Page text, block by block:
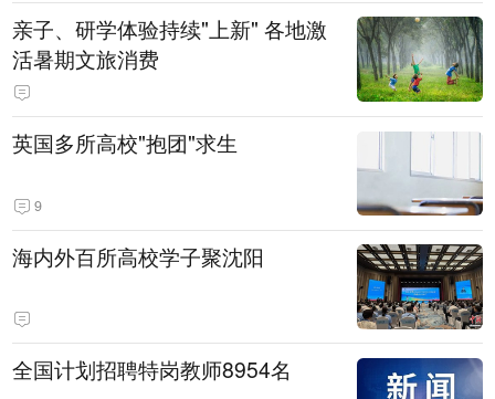
亲子、研学体验持续"上新" 各地激
活暑期文旅消费
英国多所高校"抱团"求生
9
海内外百所高校学子聚沈阳
全国计划招聘特岗教师8954名